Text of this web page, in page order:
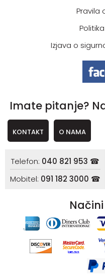
Pravila
Izjava o
Imate pitanje?
KONTAKT O NAMA
Telefon: 040 821 953 ☎
Mobitel: 091 182 3000 ☎